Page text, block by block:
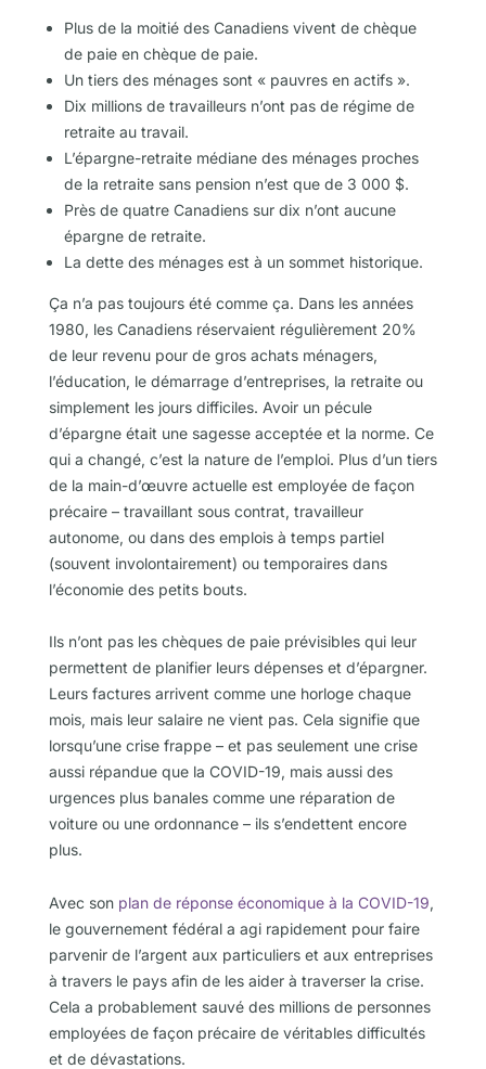
Plus de la moitié des Canadiens vivent de chèque
de paie en chèque de paie.
Un tiers des ménages sont « pauvres en actifs ».
Dix millions de travailleurs n’ont pas de régime de
retraite au travail.
L’épargne-retraite médiane des ménages proches
de la retraite sans pension n’est que de 3 000 $.
Près de quatre Canadiens sur dix n’ont aucune
épargne de retraite.
La dette des ménages est à un sommet historique.
Ça n’a pas toujours été comme ça. Dans les années
1980, les Canadiens réservaient régulièrement 20%
de leur revenu pour de gros achats ménagers,
l’éducation, le démarrage d’entreprises, la retraite ou
simplement les jours difficiles. Avoir un pécule
d’épargne était une sagesse acceptée et la norme. Ce
qui a changé, c’est la nature de l’emploi. Plus d’un tiers
de la main-d’œuvre actuelle est employée de façon
précaire – travaillant sous contrat, travailleur
autonome, ou dans des emplois à temps partiel
(souvent involontairement) ou temporaires dans
l’économie des petits bouts.
Ils n’ont pas les chèques de paie prévisibles qui leur
permettent de planifier leurs dépenses et d’épargner.
Leurs factures arrivent comme une horloge chaque
mois, mais leur salaire ne vient pas. Cela signifie que
lorsqu’une crise frappe – et pas seulement une crise
aussi répandue que la COVID-19, mais aussi des
urgences plus banales comme une réparation de
voiture ou une ordonnance – ils s’endettent encore
plus.
Avec son plan de réponse économique à la COVID-19,
le gouvernement fédéral a agi rapidement pour faire
parvenir de l’argent aux particuliers et aux entreprises
à travers le pays afin de les aider à traverser la crise.
Cela a probablement sauvé des millions de personnes
employées de façon précaire de véritables difficultés
et de dévastations.